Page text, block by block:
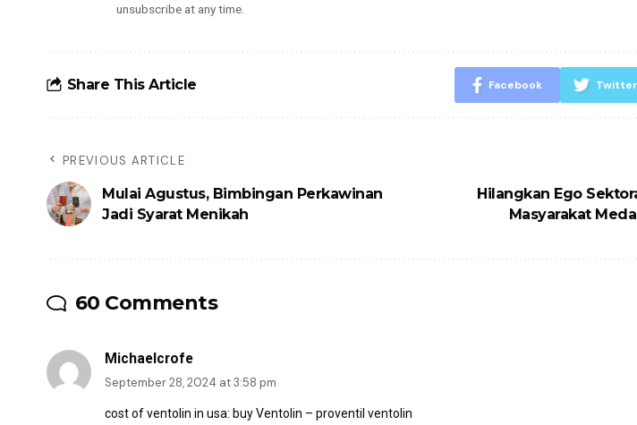
unsubscribe at any time.
Share This Article Facebook Twitter
PREVIOUS ARTICLE
Mulai Agustus, Bimbingan Perkawinan
Jadi Syarat Menikah
Hilangkan Ego
Masyarakat
60 Comments
Michaelcrofe
September 28, 2024 at 3:58 pm
cost of ventolin in usa: buy Ventolin – proventil ventolin